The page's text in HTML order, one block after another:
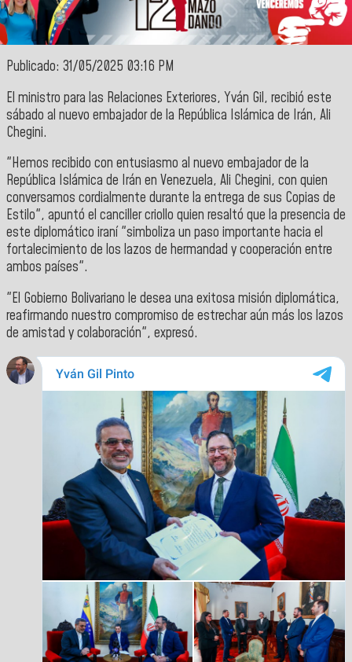
Publicado: 31/05/2025 03:16 PM
El ministro para las Relaciones Exteriores, Yván Gil, recibió este
sábado al nuevo embajador de la República Islámica de Irán, Ali
Chegini.
"Hemos recibido con entusiasmo al nuevo embajador de la
República Islámica de Irán en Venezuela, Ali Chegini, con quien
conversamos cordialmente durante la entrega de sus Copias de
Estilo", apuntó el canciller criollo quien resaltó que la presencia de
este diplomático iraní "simboliza un paso importante hacia el
fortalecimiento de los lazos de hermandad y cooperación entre
ambos países".
"El Gobierno Bolivariano le desea una exitosa misión diplomática,
reafirmando nuestro compromiso de estrechar aún más los lazos
de amistad y colaboración", expresó.